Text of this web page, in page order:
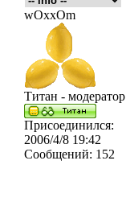
wOxxOm
Титан - модератор
Присоединился:
2006/4/8 19:42
Сообщений: 152